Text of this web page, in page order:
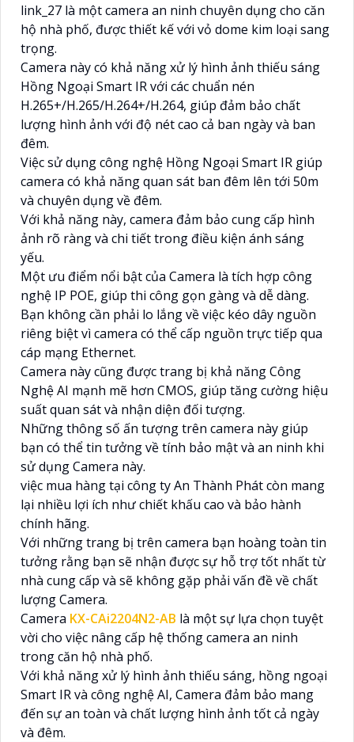
link_27 là một camera an ninh chuyên dụng cho căn
hộ nhà phố, được thiết kế với vỏ dome kim loại sang
trọng.
Camera này có khả năng xử lý hình ảnh thiếu sáng
Hồng Ngoại Smart IR với các chuẩn nén
H.265+/H.265/H.264+/H.264, giúp đảm bảo chất
lượng hình ảnh với độ nét cao cả ban ngày và ban
đêm.
Việc sử dụng công nghệ Hồng Ngoại Smart IR giúp
camera có khả năng quan sát ban đêm lên tới 50m
và chuyên dụng về đêm.
Với khả năng này, camera đảm bảo cung cấp hình
ảnh rõ ràng và chi tiết trong điều kiện ánh sáng
yếu.
Một ưu điểm nổi bật của Camera là tích hợp công
nghệ IP POE, giúp thi công gọn gàng và dễ dàng.
Bạn không cần phải lo lắng về việc kéo dây nguồn
riêng biệt vì camera có thể cấp nguồn trực tiếp qua
cáp mạng Ethernet.
Camera này cũng được trang bị khả năng Công
Nghệ AI mạnh mẽ hơn CMOS, giúp tăng cường hiệu
suất quan sát và nhận diện đối tượng.
Những thông số ấn tượng trên camera này giúp
bạn có thể tin tưởng về tính bảo mật và an ninh khi
sử dụng Camera này.
việc mua hàng tại công ty An Thành Phát còn mang
lại nhiều lợi ích như chiết khấu cao và bảo hành
chính hãng.
Với những trang bị trên camera bạn hoàng toàn tin
tưởng rằng bạn sẽ nhận được sự hỗ trợ tốt nhất từ
nhà cung cấp và sẽ không gặp phải vấn đề về chất
lượng Camera.
Camera KX-CAi2204N2-AB là một sự lựa chọn tuyệt
vời cho việc nâng cấp hệ thống camera an ninh
trong căn hộ nhà phố.
Với khả năng xử lý hình ảnh thiếu sáng, hồng ngoại
Smart IR và công nghệ AI, Camera đảm bảo mang
đến sự an toàn và chất lượng hình ảnh tốt cả ngày
và đêm.